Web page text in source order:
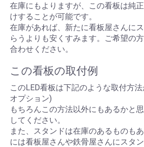
在庫にもよりますが、この看板は純
けすることが可能です。
在庫があれば、新たに看板屋さんに
らうよりも安くすみます。ご希望の
合わせください。
この看板の取付例
このLED看板は下記のような取付方
オプション)
もちろんこの方法以外にもあるかと
してください。
また、スタンドは在庫のあるものも
には看板屋さんや鉄骨屋さんにスタ